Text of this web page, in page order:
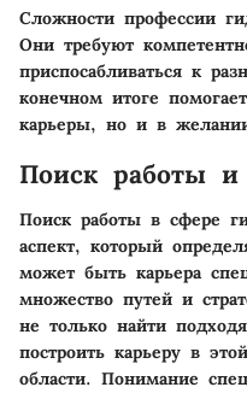
Сложности профессии
Они требуют
приспосабливаться к
конечном итоге
карьеры, но и в
Поиск работы и
Поиск работы в сфере
аспект, который
может быть карьера
множество путей и
не только найти
построить карьеру в
области. Понимание